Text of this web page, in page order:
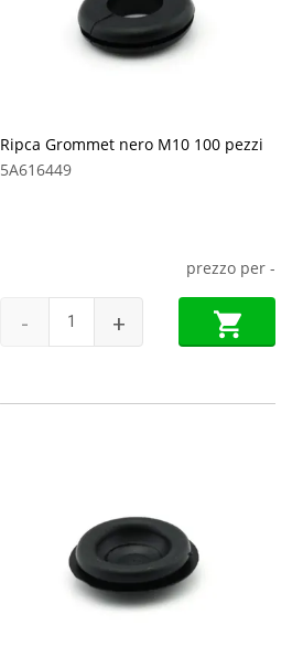
Ripca Grommet nero M10 100 pezzi
5A616449
prezzo per -
- +